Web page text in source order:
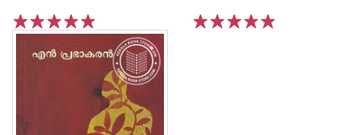
5
4
3
2
1